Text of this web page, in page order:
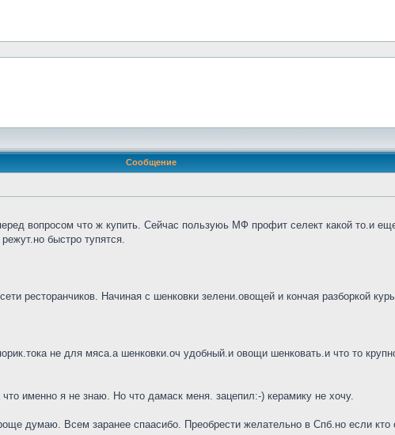
Сообщение
вопросом что ж купить. Сейчас пользуюь МФ профит селект какой то.и
быстро тупятся.
ресторанчиков. Начиная с шенковки зелени.овощей и кончая разборкой
не для мяса.а шенковки.оч удобный.и овощи шенковать.и что то
именно я не знаю. Но что дамаск меня. зацепил:-) керамику не хочу.
думаю. Всем заранее спаасибо. Преобрести желательно в Спб.но если